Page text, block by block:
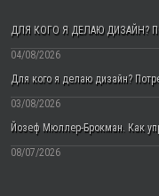
ДЛЯ КОГО Я ДЕЛАЮ ДИЗАЙН?
04/08/2026
Для кого я делаю дизайн?
03/08/2026
Йозеф Мюллер-Брокман. Как
08/07/2026